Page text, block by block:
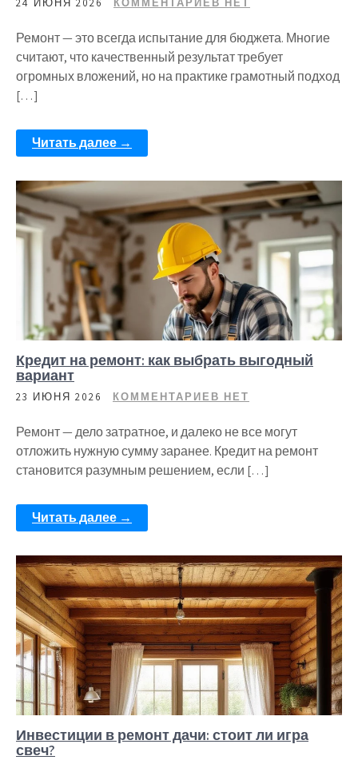
24 ИЮНЯ 2026 КОММЕНТАРИЕВ НЕТ
Ремонт — это всегда испытание для бюджета. Многие
считают, что качественный результат требует
огромных вложений, но на практике грамотный подход
[…]
Читать далее →
Кредит на ремонт: как выбрать выгодный
вариант
23 ИЮНЯ 2026 КОММЕНТАРИЕВ НЕТ
Ремонт — дело затратное, и далеко не все могут
отложить нужную сумму заранее. Кредит на ремонт
становится разумным решением, если […]
Читать далее →
Инвестиции в ремонт дачи: стоит ли игра
свеч?